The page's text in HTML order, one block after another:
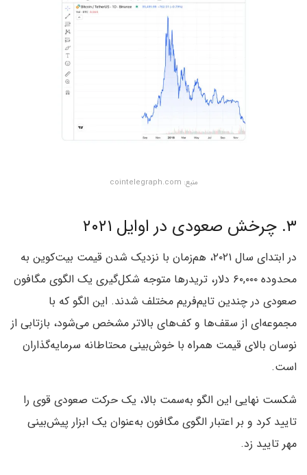
منبع: cointelegraph.com
۳. چرخش صعودی در اوایل ۲۰۲۱
در ابتدای سال ۲۰۲۱، هم‌زمان با نزدیک شدن قیمت بیت‌کوین به
محدوده ۶۰,۰۰۰ دلار، تریدرها متوجه شکل‌گیری یک الگوی مگافون
صعودی در چندین تایم‌فریم مختلف شدند. این الگو که با
مجموعه‌ای از سقف‌ها و کف‌های بالاتر مشخص می‌شود، بازتابی از
نوسان بالای قیمت همراه با خوش‌بینی محتاطانه سرمایه‌گذاران
است.
شکست نهایی این الگو به‌سمت بالا، یک حرکت صعودی قوی را
تایید کرد و بر اعتبار الگوی مگافون به‌عنوان یک ابزار پیش‌بینی
مهر تایید زد.